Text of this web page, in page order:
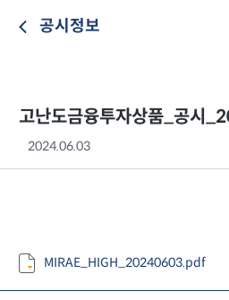
공시정보
고난도금융투자상품_공시
2024.06.03
MIRAE_HIGH_20240603.pdf